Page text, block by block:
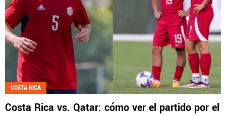
COSTA RICA
Costa Rica vs. Qatar: cómo ver el partido por el